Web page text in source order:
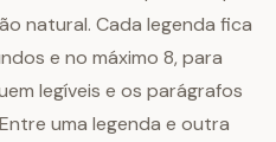
natural. Cada legenda fica
e no máximo 8, para
legíveis e os parágrafos
uma legenda e outra